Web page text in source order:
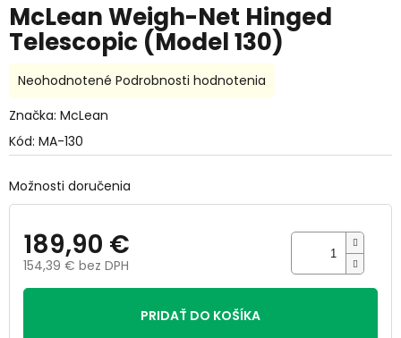
McLean Weigh-Net Hinged
Telescopic (Model 130)
Kód: MA-130
Možnosti doručenia
189,90 €
154,39 € bez DPH
Jednotková
PRIDAŤ DO KOŠÍKA
Priemerné
produktu
0,0
5
Neohodnotené Podrobnosti hodnotenia
Značka: McLean